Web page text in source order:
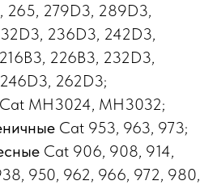
265, 279D3, 289D3,
236D3, 242D3,
226B3, 232D3,
262D3;
Cat MH3024, MH3032;
Cat 953, 963, 973;
Cat 906, 908, 914,
950, 962, 966, 972, 980,